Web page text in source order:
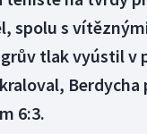
spolu s
tlak vyústil v
6:3.